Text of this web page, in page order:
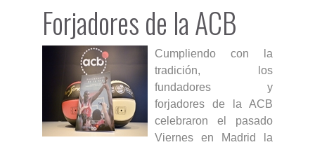
Forjadores de la ACB
Cumpliendo con la
tradición, los
fundadores y
forjadores de la ACB
celebraron el pasado
Viernes en Madrid la